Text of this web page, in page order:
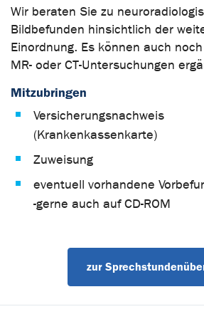
Wir beraten Sie zu
Bildbefunden hinsichtlich der
Einordnung. Es können auch
MR- oder CT-Untersuchungen
Mitzubringen
Versicherungsnachweis
(Krankenkassenkarte)
Zuweisung
eventuell vorhandene
-gerne auch auf CD-ROM
zur